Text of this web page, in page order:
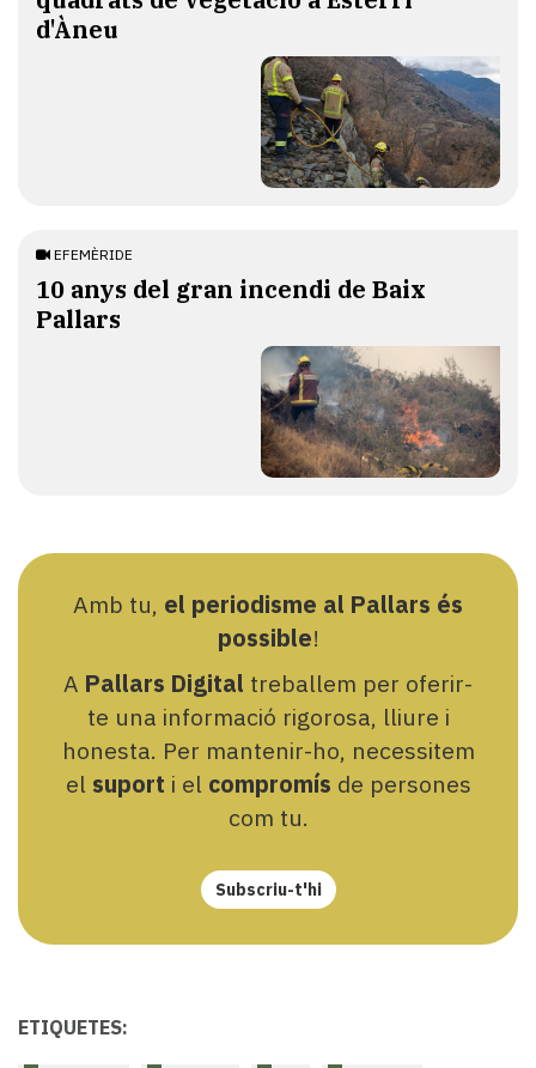
d'Àneu
EFEMÈRIDE
10 anys del gran incendi de Baix
Pallars
Amb tu, el periodisme al Pallars és
possible!
A Pallars Digital treballem per oferir-
te una informació rigorosa, lliure i
honesta. Per mantenir-ho, necessitem
el suport i el compromís de persones
com tu.
Subscriu-t'hi
ETIQUETES: